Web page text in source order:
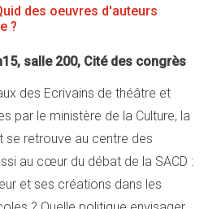
des oeuvres d'auteurs
?
salle 200, Cité des congrès
des Ecrivains de théâtre et
par le ministère de la Culture, la
se retrouve au centre des
au cœur du débat de la SACD :
et ses créations dans les